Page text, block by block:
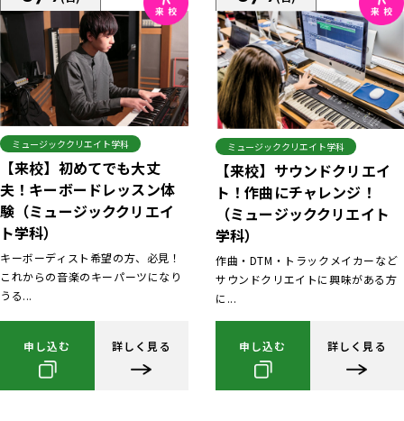
ミュージッククリエイト学科
【来校】初めてでも大丈
夫！キーボードレッスン体
験（ミュージッククリエイ
ト学科）
キーボーディスト希望の方、必見！
これからの音楽のキーパーツになり
うる...
申し込む 詳しく見る
ミュージッククリエイト学科
【来校】サウンドクリエイ
ト！作曲にチャレンジ！
（ミュージッククリエイト
学科）
作曲・DTM・トラックメイカーなど
サウンドクリエイトに興味がある方
に...
申し込む 詳しく見る